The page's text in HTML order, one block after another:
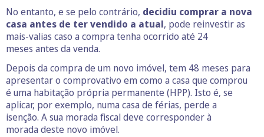
No entanto, e se pelo contrário, decidiu comprar a nova
casa antes de ter vendido a atual, pode reinvestir as
mais-valias caso a compra tenha ocorrido até 24
meses antes da venda.
Depois da compra de um novo imóvel, tem 48 meses para
apresentar o comprovativo em como a casa que comprou
é uma habitação própria permanente (HPP). Isto é, se
aplicar, por exemplo, numa casa de férias, perde a
isenção. A sua morada fiscal deve corresponder à
morada deste novo imóvel.